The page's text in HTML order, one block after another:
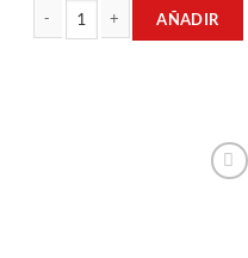
YOGURT GRIEGO FRUTOS DEL
AÑADIR